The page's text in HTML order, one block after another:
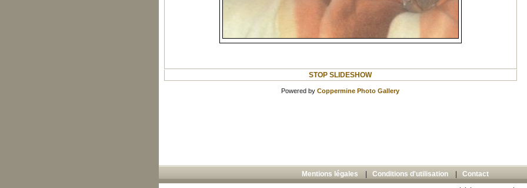
STOP SLIDESHOW
Powered by Coppermine Photo Gallery
Mentions légales Conditions d'utilisation Contact